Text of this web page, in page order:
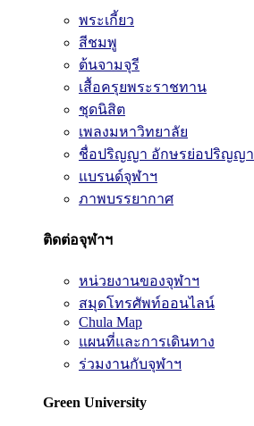
พระเกี้ยว
สีชมพู
ต้นจามจุรี
เสื้อครุยพระราชทาน
ชุดนิสิต
เพลงมหาวิทยาลัย
ชื่อปริญญา อักษรย่อปริญญา
แบรนด์จุฬาฯ
ภาพบรรยากาศ
ติดต่อจุฬาฯ
หน่วยงานของจุฬาฯ
สมุดโทรศัพท์ออนไลน์
Chula Map
แผนที่และการเดินทาง
ร่วมงานกับจุฬาฯ
Green University